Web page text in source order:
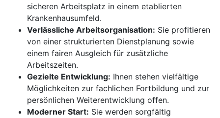
sicheren Arbeitsplatz in einem etablierten
Krankenhausumfeld.
Verlässliche Arbeitsorganisation: Sie profitieren
von einer strukturierten Dienstplanung sowie
einem fairen Ausgleich für zusätzliche
Arbeitszeiten.
Gezielte Entwicklung: Ihnen stehen vielfältige
Möglichkeiten zur fachlichen Fortbildung und zur
persönlichen Weiterentwicklung offen.
Moderner Start: Sie werden sorgfältig